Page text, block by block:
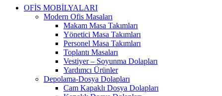
OFİS MOBİLYALARI
Modern Ofis Masaları
Makam Masa Takımları
Yönetici Masa Takımları
Personel Masa Takımları
Toplantı Masaları
Vestiyer – Soyunma Dolapları
Yardımcı Ürünler
Depolama-Dosya Dolapları
Cam Kapaklı Dosya Dolapları